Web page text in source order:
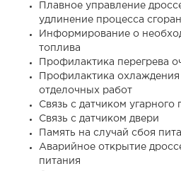
Плавное управление
удлинение процесса
Информирование о
топлива
Профилактика перегрева
Профилактика охлаждения
отделочных работ
Связь с датчиком угарного
Связь с датчиком двери
Память на случай сбоя
Аварийное открытие
питания